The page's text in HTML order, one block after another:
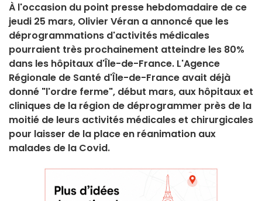
À l'occasion du point presse hebdomadaire de ce
jeudi 25 mars, Olivier Véran a annoncé que les
déprogrammations d'activités médicales
pourraient très prochainement atteindre les 80%
dans les hôpitaux d'Île-de-France. L'Agence
Régionale de Santé d'Île-de-France avait déjà
donné "l'ordre ferme", début mars, aux hôpitaux et
cliniques de la région de déprogrammer près de la
moitié de leurs activités médicales et chirurgicales
pour laisser de la place en réanimation aux
malades de la Covid.